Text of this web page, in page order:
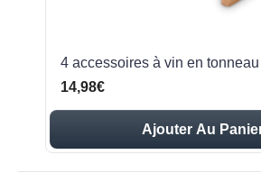
4 accessoires à vin en
14,98€
Ajouter Au